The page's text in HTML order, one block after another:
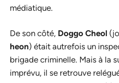
médiatique.
De son côté, Doggo Cheol
heon) était autrefois un
brigade criminelle. Mais à la
imprévu, il se retrouve